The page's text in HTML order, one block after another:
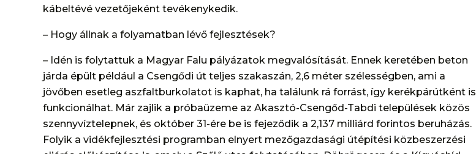
kábeltévé vezetőjeként tevékenykedik.
– Hogy állnak a folyamatban lévő fejlesztések?
– Idén is folytattuk a Magyar Falu pályázatok megvalósítását. Ennek keretében beton
járda épült például a Csengődi út teljes szakaszán, 2,6 méter szélességben, ami a
jövőben esetleg aszfaltburkolatot is kaphat, ha találunk rá forrást, így kerékpárútként is
funkcionálhat. Már zajlik a próbaüzeme az Akasztó-Csengőd-Tabdi települések közös
szennyvíztelepnek, és október 31-ére be is fejeződik a 2,137 milliárd forintos beruházás.
Folyik a vidékfejlesztési programban elnyert mezőgazdasági útépítési közbeszerzési